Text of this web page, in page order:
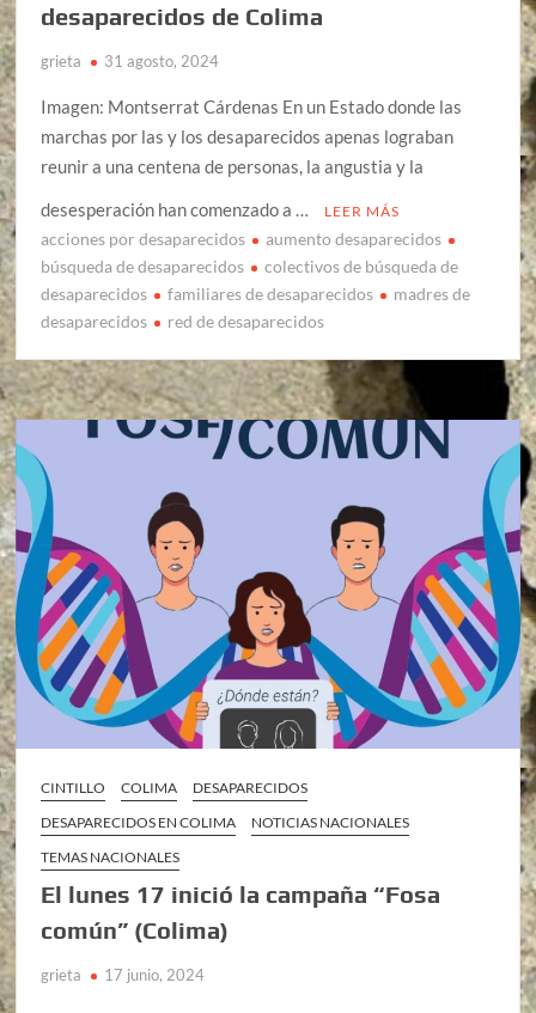
desaparecidos de Colima
grieta 31 agosto, 2024
Imagen: Montserrat Cárdenas En un Estado donde las
marchas por las y los desaparecidos apenas lograban
reunir a una centena de personas, la angustia y la
desesperación han comenzado a …
LEER MÁS
acciones por desaparecidos
aumento desaparecidos
búsqueda de desaparecidos
colectivos de búsqueda de
desaparecidos
familiares de desaparecidos
madres de
desaparecidos
red de desaparecidos
CINTILLO COLIMA
DESAPARECIDOS
DESAPARECIDOS EN COLIMA
NOTICIAS NACIONALES
TEMAS NACIONALES
El lunes 17 inició la campaña “Fosa
común” (Colima)
grieta 17 junio, 2024